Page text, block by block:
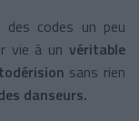
codes un peu
vie à un véritable
sans rien
danseurs.